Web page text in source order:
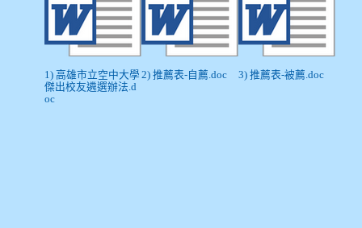
1) 高雄市立空中大學
傑出校友遴選辦法.d
oc
2) 推薦表-自薦.doc 3) 推薦表-被薦.doc